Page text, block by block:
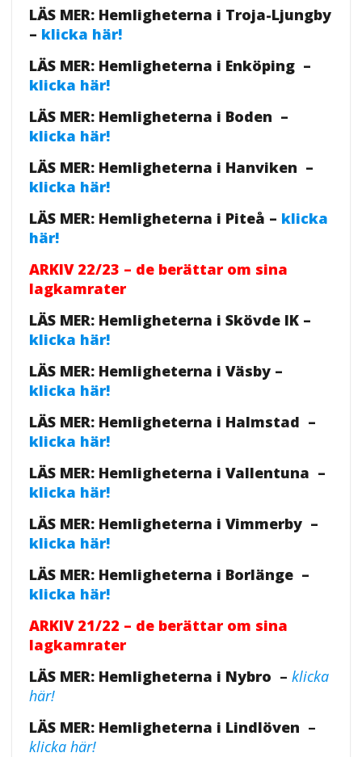
LÄS MER: Hemligheterna i Troja-Ljungby
– klicka här!
LÄS MER: Hemligheterna i Enköping –
klicka här!
LÄS MER: Hemligheterna i Boden –
klicka här!
LÄS MER: Hemligheterna i Hanviken –
klicka här!
LÄS MER: Hemligheterna i Piteå – klicka
här!
ARKIV 22/23 – de berättar om sina
lagkamrater
LÄS MER: Hemligheterna i Skövde IK –
klicka här!
LÄS MER: Hemligheterna i Väsby –
klicka här!
LÄS MER: Hemligheterna i Halmstad –
klicka här!
LÄS MER: Hemligheterna i Vallentuna –
klicka här!
LÄS MER: Hemligheterna i Vimmerby –
klicka här!
LÄS MER: Hemligheterna i Borlänge –
klicka här!
ARKIV 21/22 – de berättar om sina
lagkamrater
LÄS MER: Hemligheterna i Nybro – klicka
här!
LÄS MER: Hemligheterna i Lindlöven –
klicka här!